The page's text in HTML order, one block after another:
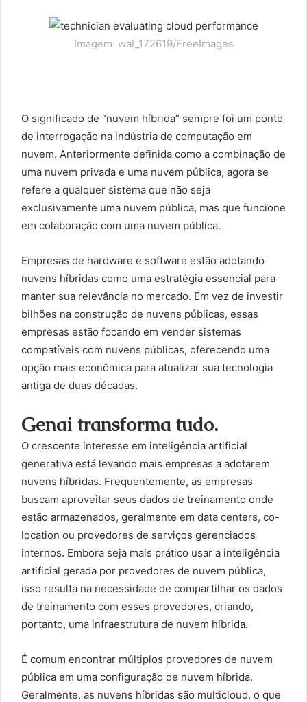
Imagem: wal_172619/FreeImages
O significado de “nuvem híbrida” sempre foi um ponto
de interrogação na indústria de computação em
nuvem. Anteriormente definida como a combinação de
uma nuvem privada e uma nuvem pública, agora se
refere a qualquer sistema que não seja
exclusivamente uma nuvem pública, mas que funcione
em colaboração com uma nuvem pública.
Empresas de hardware e software estão adotando
nuvens híbridas como uma estratégia essencial para
manter sua relevância no mercado. Em vez de investir
bilhões na construção de nuvens públicas, essas
empresas estão focando em vender sistemas
compatíveis com nuvens públicas, oferecendo uma
opção mais econômica para atualizar sua tecnologia
antiga de duas décadas.
Genai transforma tudo.
O crescente interesse em inteligência artificial
generativa está levando mais empresas a adotarem
nuvens híbridas. Frequentemente, as empresas
buscam aproveitar seus dados de treinamento onde
estão armazenados, geralmente em data centers, co-
location ou provedores de serviços gerenciados
internos. Embora seja mais prático usar a inteligência
artificial gerada por provedores de nuvem pública,
isso resulta na necessidade de compartilhar os dados
de treinamento com esses provedores, criando,
portanto, uma infraestrutura de nuvem híbrida.
É comum encontrar múltiplos provedores de nuvem
pública em uma configuração de nuvem híbrida.
Geralmente, as nuvens híbridas são multicloud, o que